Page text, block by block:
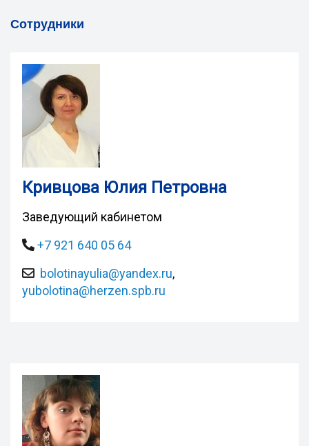
Сотрудники
Кривцова Юлия Петровна
Заведующий кабинетом
+7 921 640 05 64
bolotinayulia@yandex.ru,
yubolotina@herzen.spb.ru